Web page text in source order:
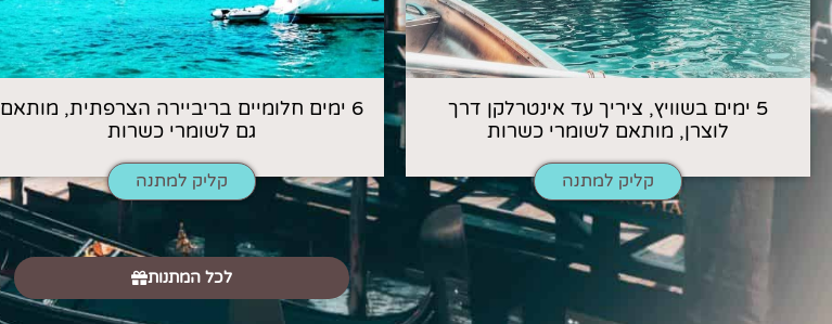
5 ימים בשוויץ, ציריך עד אינטרלקן דרך
לוצרן, מותאם לשומרי כשרות
קליק למתנה
6 ימים חלומיים בריביירה הצרפתית, מותאם
גם לשומרי כשרות
קליק למתנה
לכל המתנות